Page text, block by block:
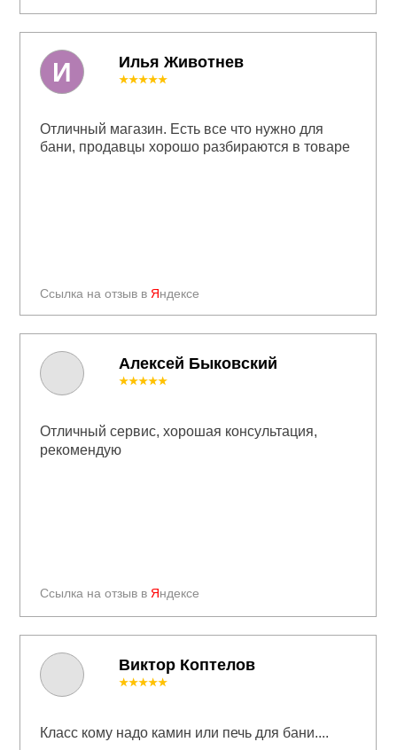
Илья Животнев
Ссылка на отзыв в Яндексе
★★★★★
Отличный магазин. Есть все что нужно для
бани, продавцы хорошо разбираются в товаре
И
Алексей Быковский
Ссылка на отзыв в Яндексе
★★★★★
Отличный сервис, хорошая консультация,
рекомендую
★★★★★
Класс кому надо камин или печь для бани....
Виктор Коптелов